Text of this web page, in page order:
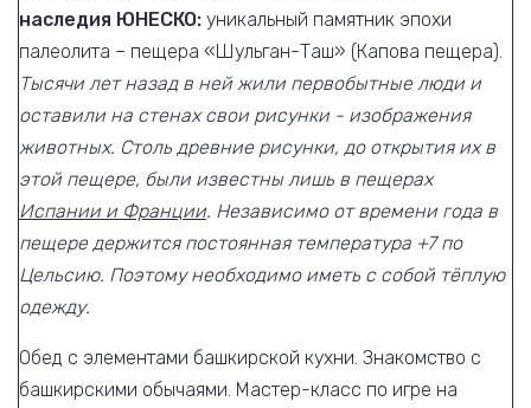
наследия ЮНЕСКО: уникальный памятник эпохи
палеолита – пещера «Шульган-Таш» (Капова пещера).
Тысячи лет назад в ней жили первобытные люди и
оставили на стенах свои рисунки - изображения
животных. Столь древние рисунки, до открытия их в
этой пещере, были известны лишь в пещерах
Испании и Франции. Независимо от времени года в
пещере держится постоянная температура +7 по
Цельсию. Поэтому необходимо иметь с собой тёплую
одежду.
Обед с элементами башкирской кухни. Знакомство с
башкирскими обычаями. Мастер-класс по игре на